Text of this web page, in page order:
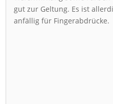
gut zur Geltung. Es ist
anfällig für Fingerabdrücke.